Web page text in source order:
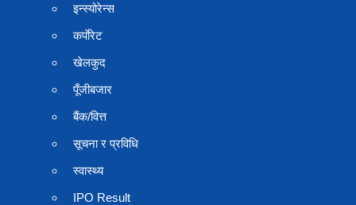
इन्स्योरेन्स
कर्पाेरेट
खेलकुद
पूँजीबजार
बैंक/वित्त
सूचना र प्रविधि
स्वास्थ्य
IPO Result